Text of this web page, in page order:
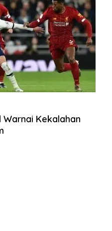
Kekalahan